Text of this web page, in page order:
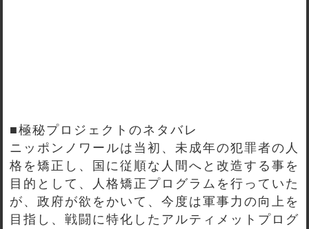
■極秘プロジェクトのネタバレ
ニッポンノワールは当初、未成年の犯罪者の人
格を矯正し、国に従順な人間へと改造する事を
目的として、人格矯正プログラムを行っていた
が、政府が欲をかいて、今度は軍事力の向上を
目指し、戦闘に特化したアルティメットプログ